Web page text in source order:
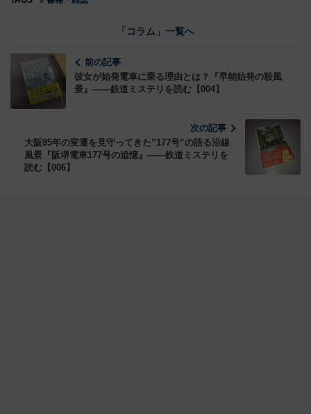
「コラム」一覧へ
前の記事
彼女が始発電車に乗る理由とは？『早朝始発の殺風
景』――鉄道ミステリを読む【004】
次の記事
大阪85年の変遷を見守ってきた”177号”の語る沿線
風景『阪堺電車177号の追憶』――鉄道ミステリを
読む【006】